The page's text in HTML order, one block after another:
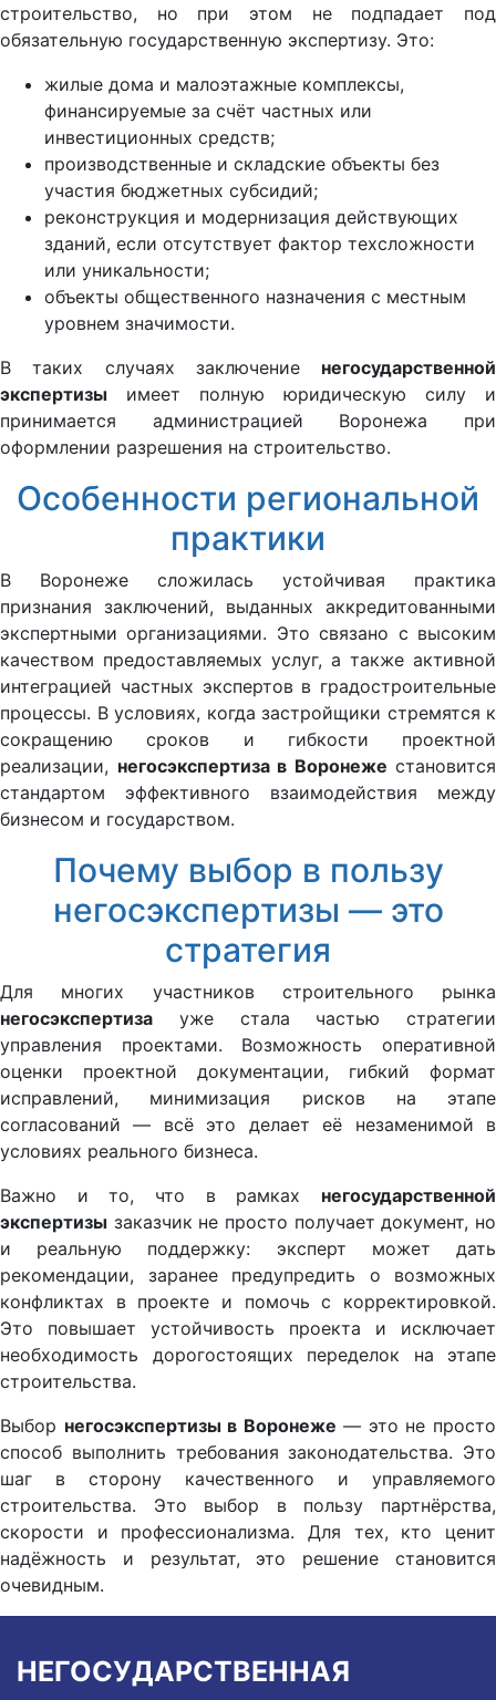
строительство, но при этом не подпадает под
обязательную государственную экспертизу. Это:
жилые дома и малоэтажные комплексы,
финансируемые за счёт частных или
инвестиционных средств;
производственные и складские объекты без
участия бюджетных субсидий;
реконструкция и модернизация действующих
зданий, если отсутствует фактор техсложности
или уникальности;
объекты общественного назначения с местным
уровнем значимости.
В таких случаях заключение негосударственной
экспертизы имеет полную юридическую силу и
принимается администрацией Воронежа при
оформлении разрешения на строительство.
Особенности региональной
практики
В Воронеже сложилась устойчивая практика
признания заключений, выданных аккредитованными
экспертными организациями. Это связано с высоким
качеством предоставляемых услуг, а также активной
интеграцией частных экспертов в градостроительные
процессы. В условиях, когда застройщики стремятся к
сокращению сроков и гибкости проектной
реализации, негосэкспертиза в Воронеже становится
стандартом эффективного взаимодействия между
бизнесом и государством.
Почему выбор в пользу
негосэкспертизы — это
стратегия
Для многих участников строительного рынка
негосэкспертиза уже стала частью стратегии
управления проектами. Возможность оперативной
оценки проектной документации, гибкий формат
исправлений, минимизация рисков на этапе
согласований — всё это делает её незаменимой в
условиях реального бизнеса.
Важно и то, что в рамках негосударственной
экспертизы заказчик не просто получает документ, но
и реальную поддержку: эксперт может дать
рекомендации, заранее предупредить о возможных
конфликтах в проекте и помочь с корректировкой.
Это повышает устойчивость проекта и исключает
необходимость дорогостоящих переделок на этапе
строительства.
Выбор негосэкспертизы в Воронеже — это не просто
способ выполнить требования законодательства. Это
шаг в сторону качественного и управляемого
строительства. Это выбор в пользу партнёрства,
скорости и профессионализма. Для тех, кто ценит
надёжность и результат, это решение становится
очевидным.
НЕГОСУДАРСТВЕННАЯ